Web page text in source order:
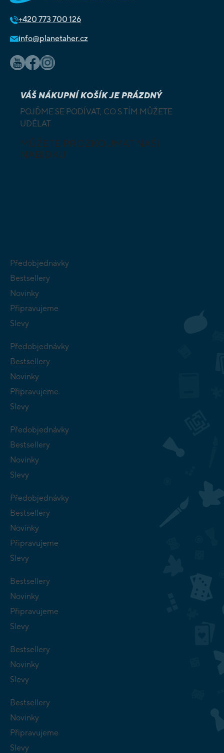
+420 773 700 126
info@planetaher.cz
VÁŠ NÁKUPNÍ KOŠÍK JE PRÁZDNÝ
POJĎME SE PODÍVAT, CO S TÍM MŮŽETE
UDĚLAT
MŮŽETE PROZKOUMAT NAŠI
NABÍDKU
Předobjednávky
Bestsellery
Novinky
Připravujeme
Slevy
Předobjednávky
Bestsellery
Novinky
Připravujeme
Slevy
Předobjednávky
Bestsellery
Novinky
Slevy
Předobjednávky
Bestsellery
Novinky
Připravujeme
Slevy
Bestsellery
Novinky
Připravujeme
Slevy
Bestsellery
Novinky
Slevy
Bestsellery
Novinky
Připravujeme
Slevy